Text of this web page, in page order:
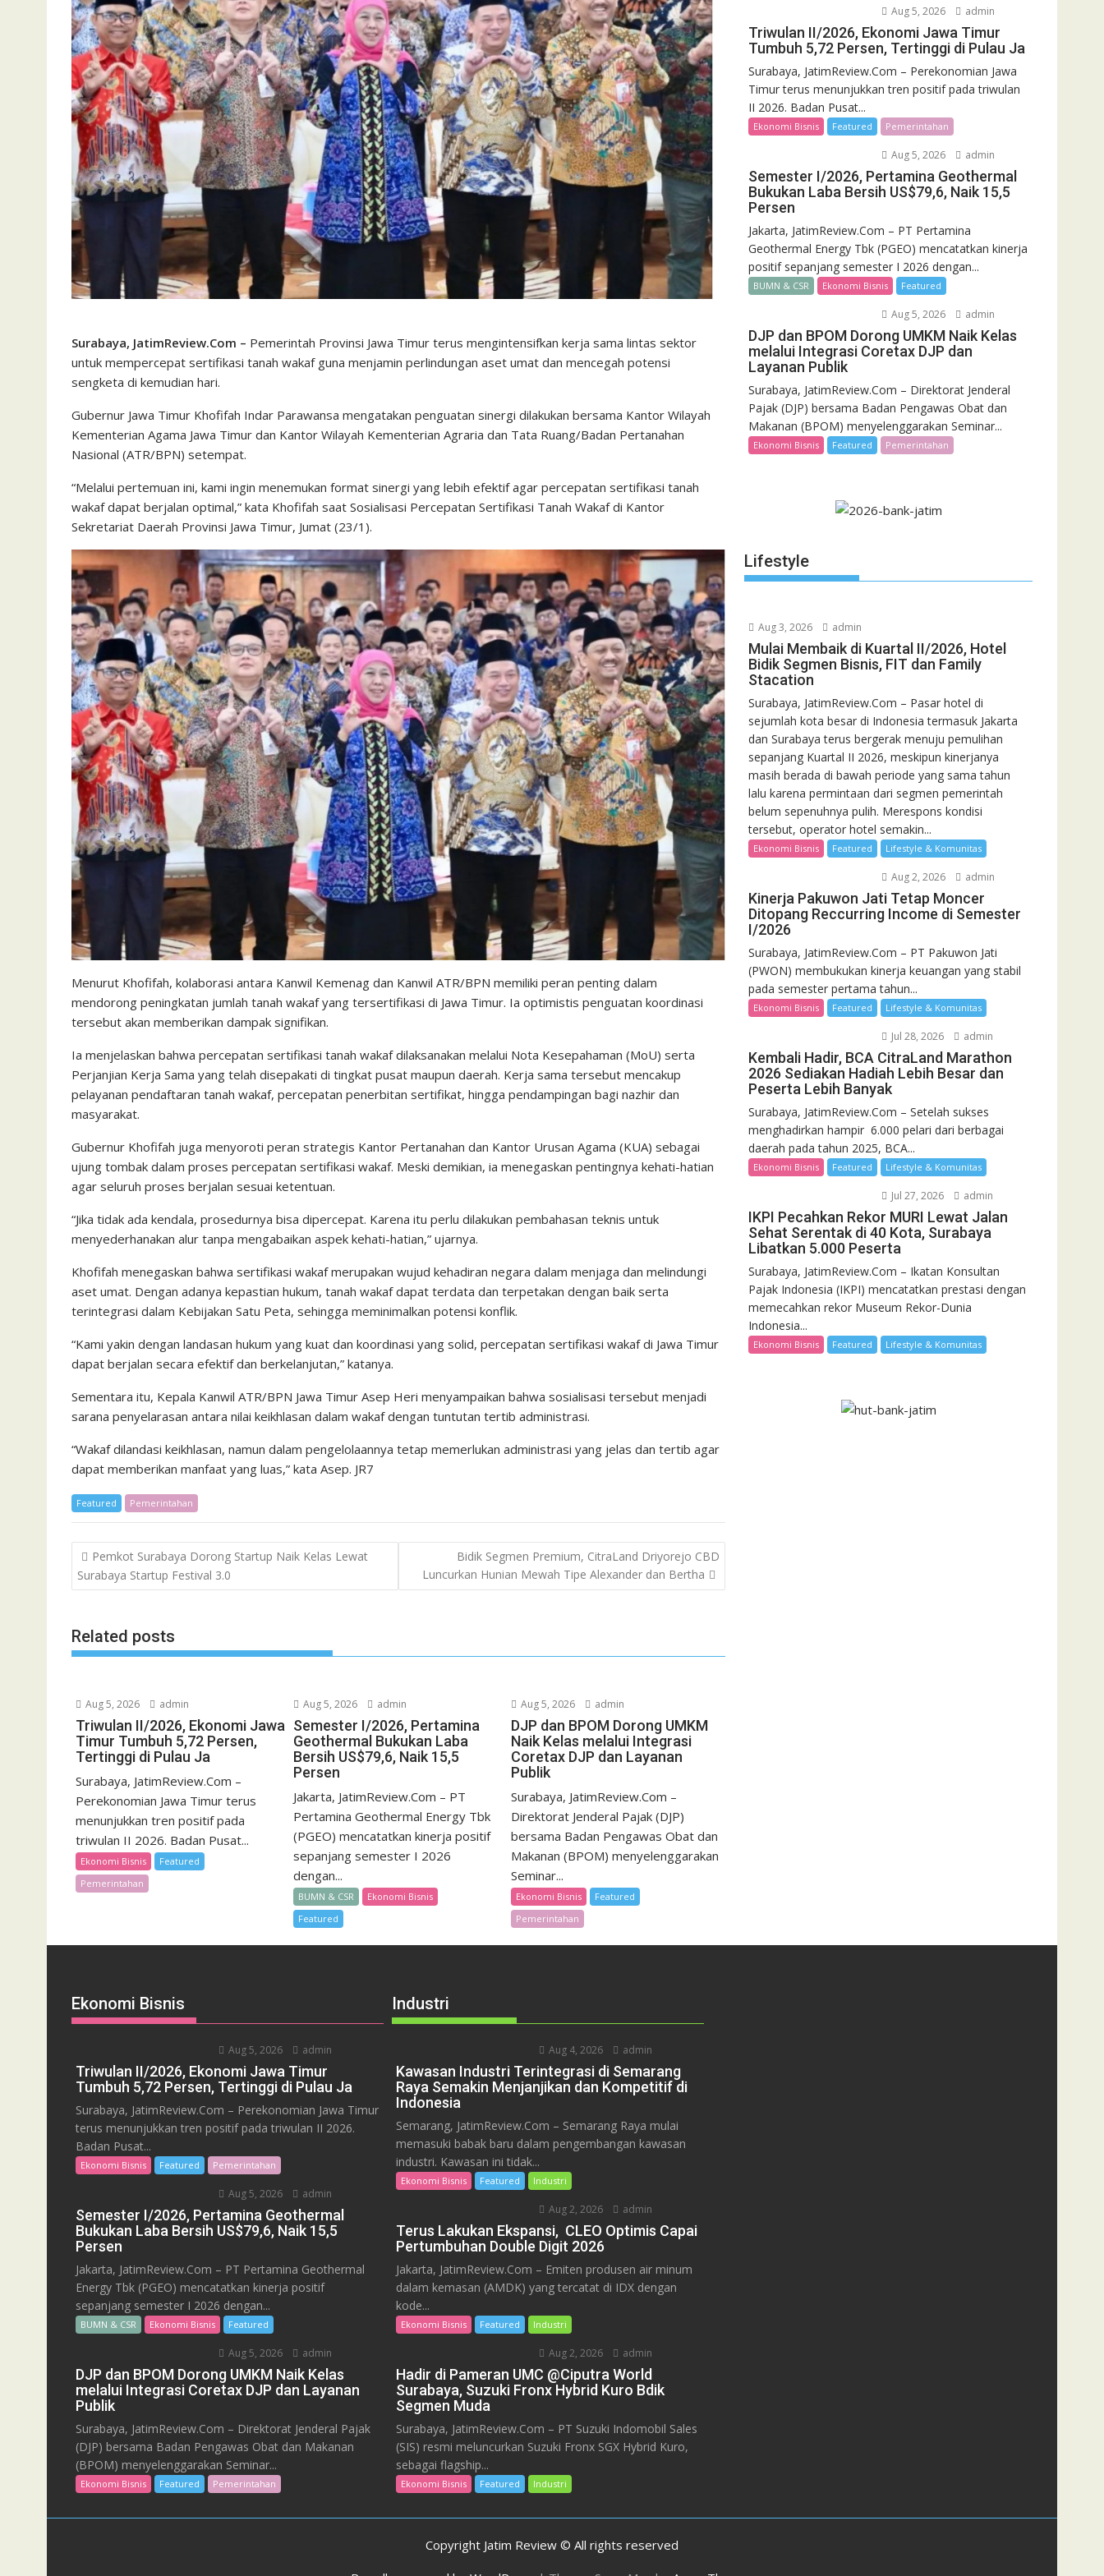
Surabaya, JatimReview.Com – Pemerintah Provinsi Jawa Timur terus mengintensifkan kerja sama lintas sektor
untuk mempercepat sertifikasi tanah wakaf guna menjamin perlindungan aset umat dan mencegah potensi
sengketa di kemudian hari.
Gubernur Jawa Timur Khofifah Indar Parawansa mengatakan penguatan sinergi dilakukan bersama Kantor Wilayah
Kementerian Agama Jawa Timur dan Kantor Wilayah Kementerian Agraria dan Tata Ruang/Badan Pertanahan
Nasional (ATR/BPN) setempat.
“Melalui pertemuan ini, kami ingin menemukan format sinergi yang lebih efektif agar percepatan sertifikasi tanah
wakaf dapat berjalan optimal,” kata Khofifah saat Sosialisasi Percepatan Sertifikasi Tanah Wakaf di Kantor
Sekretariat Daerah Provinsi Jawa Timur, Jumat (23/1).
Menurut Khofifah, kolaborasi antara Kanwil Kemenag dan Kanwil ATR/BPN memiliki peran penting dalam
mendorong peningkatan jumlah tanah wakaf yang tersertifikasi di Jawa Timur. Ia optimistis penguatan koordinasi
tersebut akan memberikan dampak signifikan.
Ia menjelaskan bahwa percepatan sertifikasi tanah wakaf dilaksanakan melalui Nota Kesepahaman (MoU) serta
Perjanjian Kerja Sama yang telah disepakati di tingkat pusat maupun daerah. Kerja sama tersebut mencakup
pelayanan pendaftaran tanah wakaf, percepatan penerbitan sertifikat, hingga pendampingan bagi nazhir dan
masyarakat.
Gubernur Khofifah juga menyoroti peran strategis Kantor Pertanahan dan Kantor Urusan Agama (KUA) sebagai
ujung tombak dalam proses percepatan sertifikasi wakaf. Meski demikian, ia menegaskan pentingnya kehati-hatian
agar seluruh proses berjalan sesuai ketentuan.
“Jika tidak ada kendala, prosedurnya bisa dipercepat. Karena itu perlu dilakukan pembahasan teknis untuk
menyederhanakan alur tanpa mengabaikan aspek kehati-hatian,” ujarnya.
Khofifah menegaskan bahwa sertifikasi wakaf merupakan wujud kehadiran negara dalam menjaga dan melindungi
aset umat. Dengan adanya kepastian hukum, tanah wakaf dapat terdata dan terpetakan dengan baik serta
terintegrasi dalam Kebijakan Satu Peta, sehingga meminimalkan potensi konflik.
“Kami yakin dengan landasan hukum yang kuat dan koordinasi yang solid, percepatan sertifikasi wakaf di Jawa Timur
dapat berjalan secara efektif dan berkelanjutan,” katanya.
Sementara itu, Kepala Kanwil ATR/BPN Jawa Timur Asep Heri menyampaikan bahwa sosialisasi tersebut menjadi
sarana penyelarasan antara nilai keikhlasan dalam wakaf dengan tuntutan tertib administrasi.
“Wakaf dilandasi keikhlasan, namun dalam pengelolaannya tetap memerlukan administrasi yang jelas dan tertib agar
dapat memberikan manfaat yang luas,” kata Asep. JR7
Featured Pemerintahan
Post
navigation
Pemkot Surabaya Dorong Startup Naik Kelas Lewat
Surabaya Startup Festival 3.0
Bidik Segmen Premium, CitraLand Driyorejo CBD
Luncurkan Hunian Mewah Tipe Alexander dan Bertha
Related posts
Aug 5, 2026 admin
Triwulan II/2026, Ekonomi Jawa
Timur Tumbuh 5,72 Persen,
Tertinggi di Pulau Ja
Surabaya, JatimReview.Com –
Perekonomian Jawa Timur terus
menunjukkan tren positif pada
triwulan II 2026. Badan Pusat...
Ekonomi Bisnis
Featured
Pemerintahan
Aug 5, 2026 admin
Semester I/2026, Pertamina
Geothermal Bukukan Laba
Bersih US$79,6, Naik 15,5
Persen
Jakarta, JatimReview.Com – PT
Pertamina Geothermal Energy Tbk
(PGEO) mencatatkan kinerja positif
sepanjang semester I 2026
dengan...
BUMN & CSR
Ekonomi Bisnis
Featured
Aug 5, 2026 admin
DJP dan BPOM Dorong UMKM
Naik Kelas melalui Integrasi
Coretax DJP dan Layanan
Publik
Surabaya, JatimReview.Com –
Direktorat Jenderal Pajak (DJP)
bersama Badan Pengawas Obat dan
Makanan (BPOM) menyelenggarakan
Seminar...
Ekonomi Bisnis
Featured
Pemerintahan
Aug 5, 2026 admin
Triwulan II/2026, Ekonomi Jawa Timur
Tumbuh 5,72 Persen, Tertinggi di Pulau Ja
Surabaya, JatimReview.Com – Perekonomian Jawa
Timur terus menunjukkan tren positif pada triwulan
II 2026. Badan Pusat...
Ekonomi Bisnis Featured Pemerintahan
Aug 5, 2026 admin
Semester I/2026, Pertamina Geothermal
Bukukan Laba Bersih US$79,6, Naik 15,5
Persen
Jakarta, JatimReview.Com – PT Pertamina
Geothermal Energy Tbk (PGEO) mencatatkan kinerja
positif sepanjang semester I 2026 dengan...
BUMN & CSR Ekonomi Bisnis Featured
Aug 5, 2026 admin
DJP dan BPOM Dorong UMKM Naik Kelas
melalui Integrasi Coretax DJP dan
Layanan Publik
Surabaya, JatimReview.Com – Direktorat Jenderal
Pajak (DJP) bersama Badan Pengawas Obat dan
Makanan (BPOM) menyelenggarakan Seminar...
Ekonomi Bisnis Featured Pemerintahan
Lifestyle
Aug 3, 2026 admin
Mulai Membaik di Kuartal II/2026, Hotel
Bidik Segmen Bisnis, FIT dan Family
Stacation
Surabaya, JatimReview.Com – Pasar hotel di
sejumlah kota besar di Indonesia termasuk Jakarta
dan Surabaya terus bergerak menuju pemulihan
sepanjang Kuartal II 2026, meskipun kinerjanya
masih berada di bawah periode yang sama tahun
lalu karena permintaan dari segmen pemerintah
belum sepenuhnya pulih. Merespons kondisi
tersebut, operator hotel semakin...
Ekonomi Bisnis Featured Lifestyle & Komunitas
Aug 2, 2026 admin
Kinerja Pakuwon Jati Tetap Moncer
Ditopang Reccurring Income di Semester
I/2026
Surabaya, JatimReview.Com – PT Pakuwon Jati
(PWON) membukukan kinerja keuangan yang stabil
pada semester pertama tahun...
Ekonomi Bisnis Featured Lifestyle & Komunitas
Jul 28, 2026 admin
Kembali Hadir, BCA CitraLand Marathon
2026 Sediakan Hadiah Lebih Besar dan
Peserta Lebih Banyak
Surabaya, JatimReview.Com – Setelah sukses
menghadirkan hampir 6.000 pelari dari berbagai
daerah pada tahun 2025, BCA...
Ekonomi Bisnis Featured Lifestyle & Komunitas
Jul 27, 2026 admin
IKPI Pecahkan Rekor MURI Lewat Jalan
Sehat Serentak di 40 Kota, Surabaya
Libatkan 5.000 Peserta
Surabaya, JatimReview.Com – Ikatan Konsultan
Pajak Indonesia (IKPI) mencatatkan prestasi dengan
memecahkan rekor Museum Rekor-Dunia
Indonesia...
Ekonomi Bisnis Featured Lifestyle & Komunitas
Ekonomi Bisnis
Aug 5, 2026 admin
Triwulan II/2026, Ekonomi Jawa Timur
Tumbuh 5,72 Persen, Tertinggi di Pulau Ja
Surabaya, JatimReview.Com – Perekonomian Jawa Timur
terus menunjukkan tren positif pada triwulan II 2026.
Badan Pusat...
Ekonomi Bisnis Featured Pemerintahan
Aug 5, 2026 admin
Semester I/2026, Pertamina Geothermal
Bukukan Laba Bersih US$79,6, Naik 15,5
Persen
Jakarta, JatimReview.Com – PT Pertamina Geothermal
Energy Tbk (PGEO) mencatatkan kinerja positif
sepanjang semester I 2026 dengan...
BUMN & CSR Ekonomi Bisnis Featured
Aug 5, 2026 admin
DJP dan BPOM Dorong UMKM Naik Kelas
melalui Integrasi Coretax DJP dan Layanan
Publik
Surabaya, JatimReview.Com – Direktorat Jenderal Pajak
(DJP) bersama Badan Pengawas Obat dan Makanan
(BPOM) menyelenggarakan Seminar...
Ekonomi Bisnis Featured Pemerintahan
Industri
Aug 4, 2026 admin
Kawasan Industri Terintegrasi di Semarang
Raya Semakin Menjanjikan dan Kompetitif di
Indonesia
Semarang, JatimReview.Com – Semarang Raya mulai
memasuki babak baru dalam pengembangan kawasan
industri. Kawasan ini tidak...
Ekonomi Bisnis Featured Industri
Aug 2, 2026 admin
Terus Lakukan Ekspansi, CLEO Optimis Capai
Pertumbuhan Double Digit 2026
Jakarta, JatimReview.Com – Emiten produsen air minum
dalam kemasan (AMDK) yang tercatat di IDX dengan
kode...
Ekonomi Bisnis Featured Industri
Aug 2, 2026 admin
Hadir di Pameran UMC @Ciputra World
Surabaya, Suzuki Fronx Hybrid Kuro Bdik
Segmen Muda
Surabaya, JatimReview.Com – PT Suzuki Indomobil Sales
(SIS) resmi meluncurkan Suzuki Fronx SGX Hybrid Kuro,
sebagai flagship...
Ekonomi Bisnis Featured Industri
Copyright Jatim Review © All rights reserved